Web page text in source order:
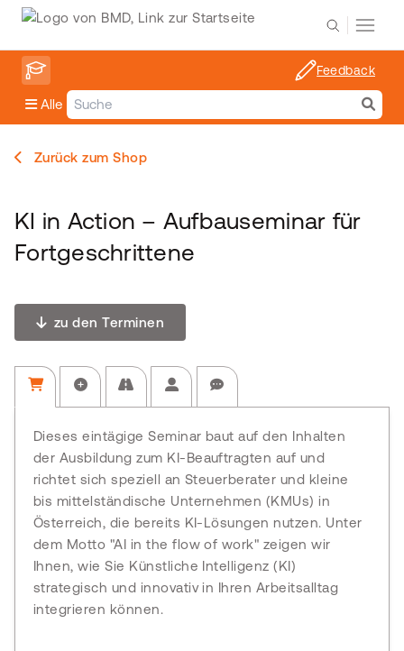
Alle
Feedback
Zurück zum Shop
KI in Action – Aufbauseminar für
Fortgeschrittene
zu den Terminen
Dieses eintägige Seminar baut auf den Inhalten
der Ausbildung zum KI-Beauftragten auf und
richtet sich speziell an Steuerberater und kleine
bis mittelständische Unternehmen (KMUs) in
Österreich, die bereits KI-Lösungen nutzen. Unter
dem Motto "AI in the flow of work" zeigen wir
Ihnen, wie Sie Künstliche Intelligenz (KI)
strategisch und innovativ in Ihren Arbeitsalltag
integrieren können.